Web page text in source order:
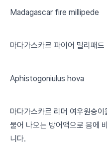
Madagascar fire millipede
마다가스카르 파이어 밀리패드
Aphistogoniulus hova
마다가스카르 리머 여우원숭
물어 나오는 방어액으로 몸에
니다.